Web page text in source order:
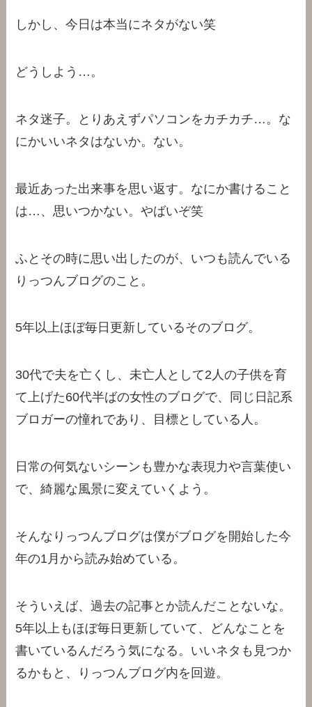
しかし、今日は本当にネタがない笑
どうしよう…。
ネタ迷子。とりあえずパソコンをカチカチ…。な
にかいいネタはないか。ない。
最近あった出来事を思い返す。なにか書けること
は…、思いつかない。やばいぞ笑
ふとその時に思い出したのが、いつも読んでいる
りっつんブログのこと。
5年以上ほぼ毎日更新しているそのブログ。
30代で夫を亡くし、未亡人として2人の子供を育
て上げた60代半ばの女性のブログで、同じ日記系
ブロガーの憧れであり、目標としている人。
日常の何気ないシーンも豊かな表現力や言葉使い
で、綺麗な風景に変えていくよう。
そんなりっつんブログは僕がブログを開始した今
年の1月から読み始めている。
そういえば、過去の記事とか読んだことないな。
5年以上もほぼ毎日更新していて、どんなことを
書いているんだろう気になる。いいネタも見つか
るかもと、りっつんブログ内を回遊。